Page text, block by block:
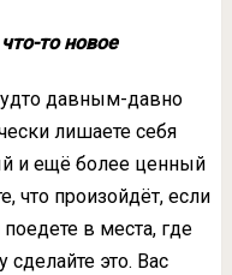
то новое
давным-давно
лишаете себя
и ещё более ценный
что произойдёт, если
в места, где
это. Вас